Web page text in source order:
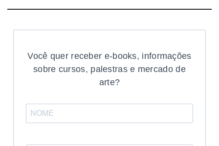
Você quer receber e-books, informações
sobre cursos, palestras e mercado de
arte?